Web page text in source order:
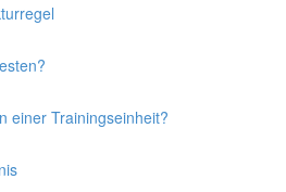
einer Trainingseinheit?